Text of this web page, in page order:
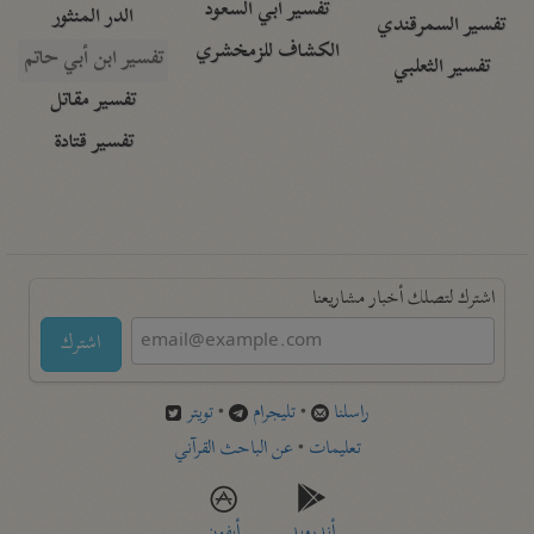
تفسير السمرقندي
تفسير الثعلبي
تفسير أبي السعود
الكشاف للزمخشري
الدر المنثور
تفسير ابن أبي حاتم
تفسير مقاتل
تفسير قتادة
اشترك لتصلك أخبار مشاريعنا
اشترك
راسلنا •تليجرام •تويتر
تعليمات •عن الباحث القرآني